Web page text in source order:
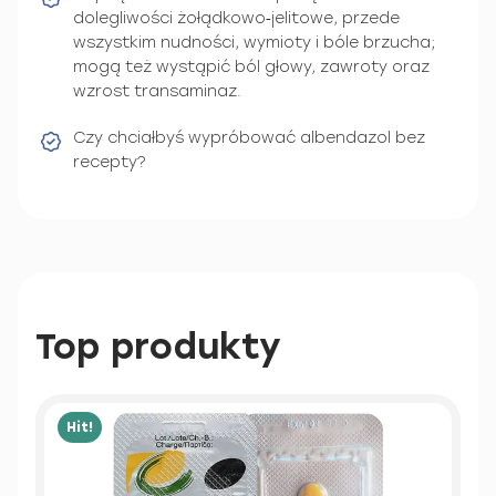
dolegliwości żołądkowo‑jelitowe, przede
wszystkim nudności, wymioty i bóle brzucha;
mogą też wystąpić ból głowy, zawroty oraz
wzrost transaminaz.
Czy chciałbyś wypróbować albendazol bez
recepty?
Top produkty
Hit!